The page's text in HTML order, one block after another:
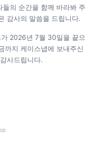
의 순간을 함께 바라봐 주
감사의 말씀을 드립니다.
2026년 7월 30일을 끝으
까지 케이스냅에 보내주신
사드립니다.